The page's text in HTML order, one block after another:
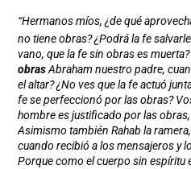
“Hermanos míos, ¿de qué
no tiene obras? ¿Podrá la fe
vano, que la fe sin obras es
obras Abraham nuestro padre,
el altar? ¿No ves que la fe actuó
fe se perfeccionó por las obras?
hombre es justificado por las
Asimismo también Rahab la
cuando recibió a los mensajeros y
Porque como el cuerpo sin espíritu